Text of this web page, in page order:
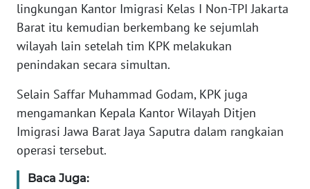
lingkungan Kantor Imigrasi Kelas I Non-TPI Jakarta
Barat itu kemudian berkembang ke sejumlah
wilayah lain setelah tim KPK melakukan
penindakan secara simultan.
Selain Saffar Muhammad Godam, KPK juga
mengamankan Kepala Kantor Wilayah Ditjen
Imigrasi Jawa Barat Jaya Saputra dalam rangkaian
operasi tersebut.
Baca Juga:
WN
JAKARTA
WN
JABAR
WN